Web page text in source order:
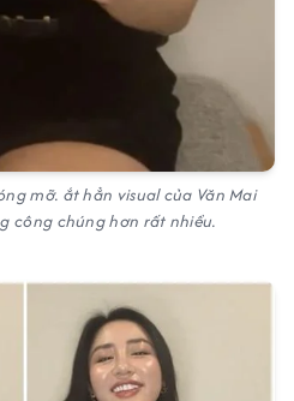
mỡ. ắt hẳn visual của Văn Mai
công chúng hơn rất nhiều.